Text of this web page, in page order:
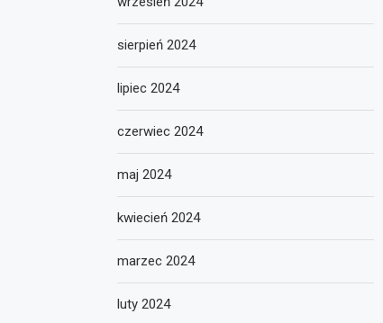
sierpień 2024
lipiec 2024
czerwiec 2024
maj 2024
kwiecień 2024
marzec 2024
luty 2024